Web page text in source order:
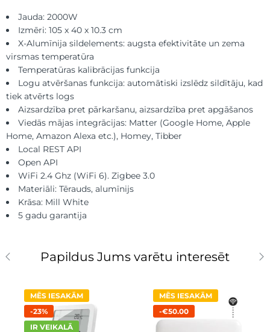
Jauda: 2000W
Izmēri: 105 x 40 x 10.3 cm
X-Alumīnija sildelements: augsta efektivitāte un zema
virsmas temperatūra
Temperatūras kalibrācijas funkcija
Logu atvēršanas funkcija: automātiski izslēdz sildītāju, kad
tiek atvērts logs
Aizsardzība pret pārkaršanu, aizsardzība pret apgāšanos
Viedās mājas integrācijas: Matter (Google Home, Apple
Home, Amazon Alexa etc.), Homey, Tibber
Local REST API
Open API
WiFi 2.4 Ghz (WiFi 6). Zigbee 3.0
Materiāli: Tērauds, alumīnijs
Krāsa: Mill White
5 gadu garantija
Papildus Jums varētu interesēt
MĒS IESAKĀM
-23%
IR VEIKALĀ
MĒS IESAKĀM
-€50.00